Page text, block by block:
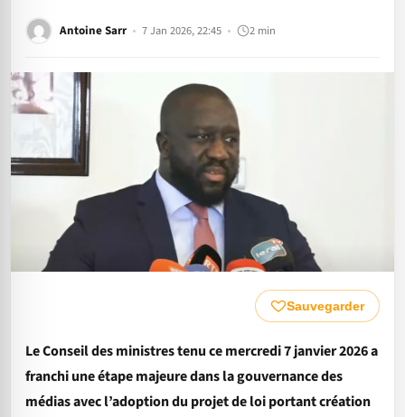
Antoine Sarr 7 Jan 2026, 22:45 2 min
Sauvegarder
Le Conseil des ministres tenu ce mercredi 7 janvier 2026 a
franchi une étape majeure dans la gouvernance des
médias avec l’adoption du projet de loi portant création